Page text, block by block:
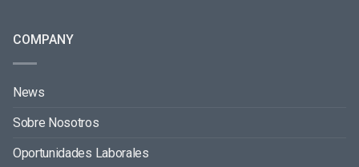
COMPANY
News
Sobre Nosotros
Oportunidades Laborales